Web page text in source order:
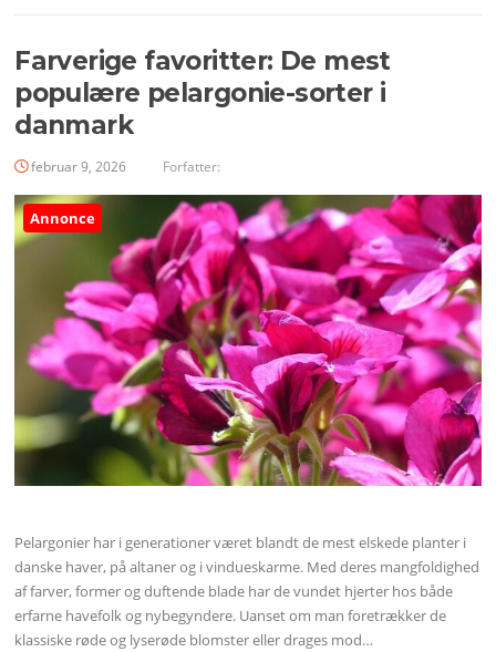
Farverige favoritter: De mest
populære pelargonie-sorter i
danmark
februar 9, 2026 Forfatter:
Annonce
Pelargonier har i generationer været blandt de mest elskede planter i
danske haver, på altaner og i vindueskarme. Med deres mangfoldighed
af farver, former og duftende blade har de vundet hjerter hos både
erfarne havefolk og nybegyndere. Uanset om man foretrækker de
klassiske røde og lyserøde blomster eller drages mod…